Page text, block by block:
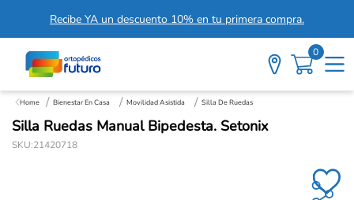
Recibe YA un descuento 10% en tu primera compra.
0
Bienestar En Casa Movilidad Asistida Silla De Ruedas
Silla Ruedas Manual Bipedesta. Setonix
SKU:21420718